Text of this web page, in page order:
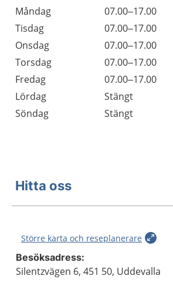
Dag
Öppettider
Kommentarer
Måndag
07.00–17.00
Tisdag
07.00–17.00
Onsdag
07.00–17.00
Torsdag
07.00–17.00
Fredag
07.00–17.00
Lördag
Stängt
Söndag
Stängt
Hitta oss
Större karta och reseplanerare
Besöksadress:
Silentzvägen 6, 451 50, Uddevalla